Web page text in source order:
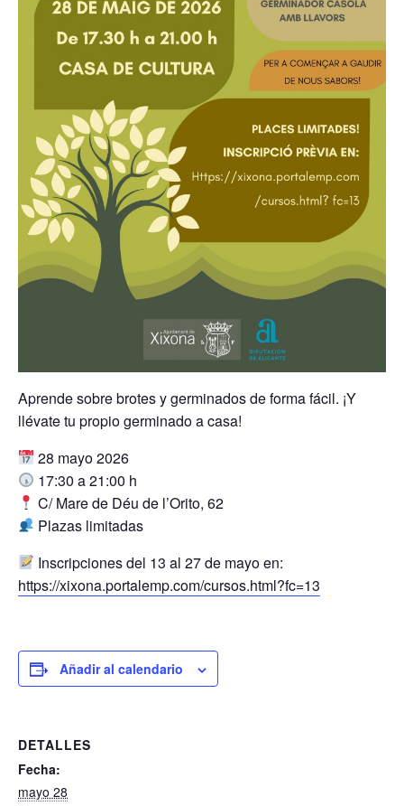
Aprende sobre brotes y germinados de forma fácil. ¡Y
llévate tu propio germinado a casa!
28 mayo 2026
17:30 a 21:00 h
C/ Mare de Déu de l’Orito, 62
Plazas limitadas
Inscripciones del 13 al 27 de mayo en:
https://xixona.portalemp.com/cursos.html?fc=13
Añadir al calendario
DETALLES
Fecha:
mayo 28